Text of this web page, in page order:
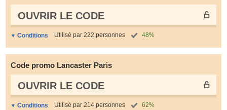
OUVRIR LE СODE
Conditions Utilisé par 222 personnes 48%
Code promo Lancaster Paris
OUVRIR LE СODE
Conditions Utilisé par 214 personnes 62%